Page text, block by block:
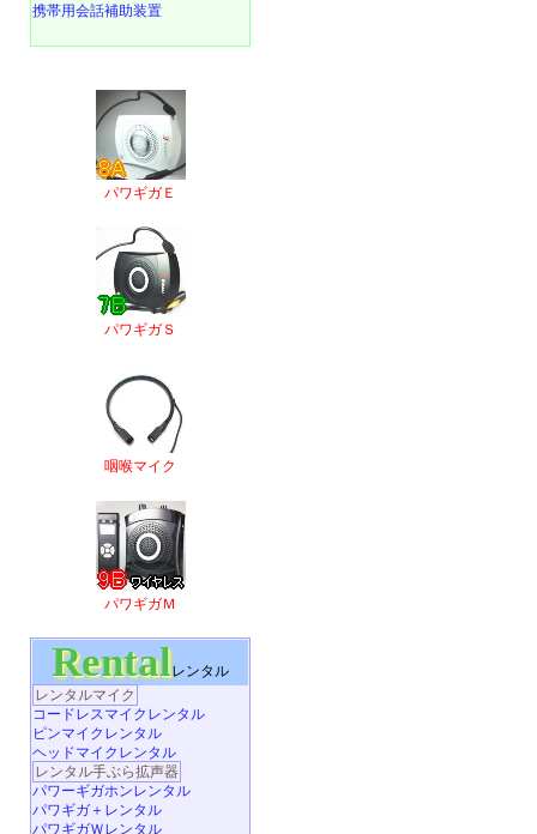
携帯用会話補助装置
パワギガＥ
パワギガＳ
咽喉マイク
パワギガＭ
Rentalレンタル
レンタルマイク
コードレスマイクレンタル
ピンマイクレンタル
ヘッドマイクレンタル
レンタル手ぶら拡声器
パワーギガホンレンタル
パワギガ＋レンタル
パワギガＷレンタル